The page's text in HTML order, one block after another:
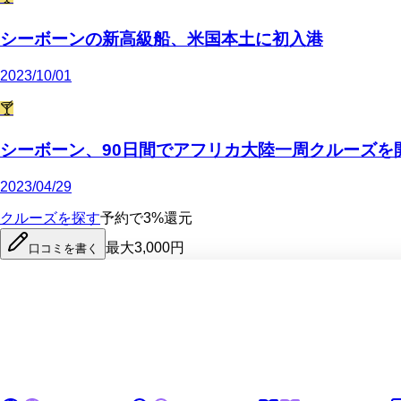
シーボーンの新高級船、米国本土に初入港
2023/10/01
🍸
シーボーン、90日間でアフリカ大陸一周クルーズを
2023/04/29
クルーズを探す予約で3%還元
口コミを書く 最大3,000円